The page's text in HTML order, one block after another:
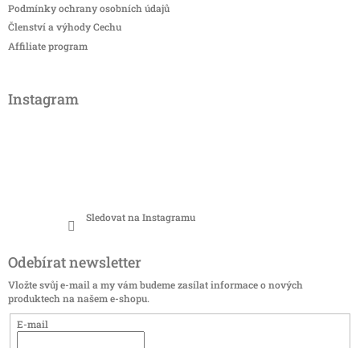
Podmínky ochrany osobních údajů
Členství a výhody Cechu
Affiliate program
Instagram
Sledovat na Instagramu
Odebírat newsletter
Vložte svůj e-mail a my vám budeme zasílat informace o nových
produktech na našem e-shopu.
E-mail